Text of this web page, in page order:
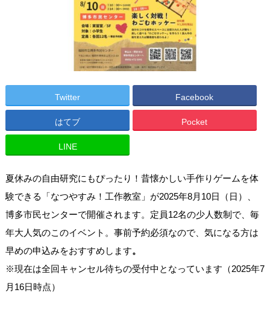
Twitter Facebook
はてブ Pocket
LINE
夏休みの自由研究にもぴったり！昔懐かしい手作りゲームを体
験できる「なつやすみ！工作教室」が2025年8月10日（日）、
博多市民センターで開催されます。定員12名の少人数制で、毎
年大人気のこのイベント。事前予約必須なので、気になる方は
早めの申込みをおすすめします。
※現在は全回キャンセル待ちの受付中となっています（2025年7
月16日時点）